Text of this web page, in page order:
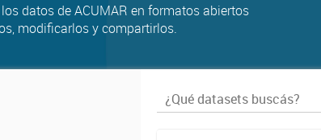
datos de ACUMAR en formatos abiertos
modificarlos y compartirlos.